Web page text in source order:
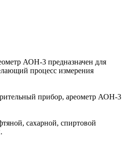
АОН-3 предназначен для
процесс измерения
прибор, ареометр АОН-3
сахарной, спиртовой